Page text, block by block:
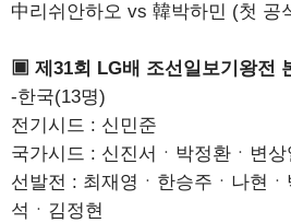
中리쉬안하오 vs 韓박하민 (첫 공
▣ 제31회 LG배 조선일보기왕전
-한국(13명)
전기시드 : 신민준
국가시드 : 신진서ㆍ박정환ㆍ변
선발전 : 최재영ㆍ한승주ㆍ나현
석ㆍ김정현